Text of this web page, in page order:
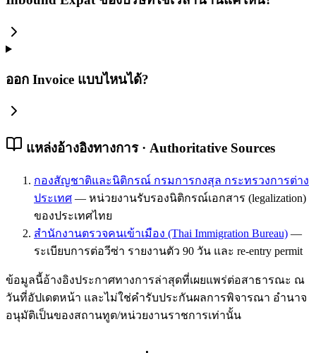
ออก Invoice แบบไหนได้?
แหล่งอ้างอิงทางการ · Authoritative Sources
กองสัญชาติและนิติกรณ์ กรมการกงสุล กระทรวงการต่าง
ประเทศ — หน่วยงานรับรองนิติกรณ์เอกสาร (legalization)
ของประเทศไทย
สำนักงานตรวจคนเข้าเมือง (Thai Immigration Bureau) —
ระเบียบการต่อวีซ่า รายงานตัว 90 วัน และ re-entry permit
ข้อมูลนี้อ้างอิงประกาศทางการล่าสุดที่เผยแพร่ต่อสาธารณะ ณ
วันที่อัปเดตหน้า และไม่ใช่คำรับประกันผลการพิจารณา อำนาจ
อนุมัติเป็นของสถานทูต/หน่วยงานราชการเท่านั้น